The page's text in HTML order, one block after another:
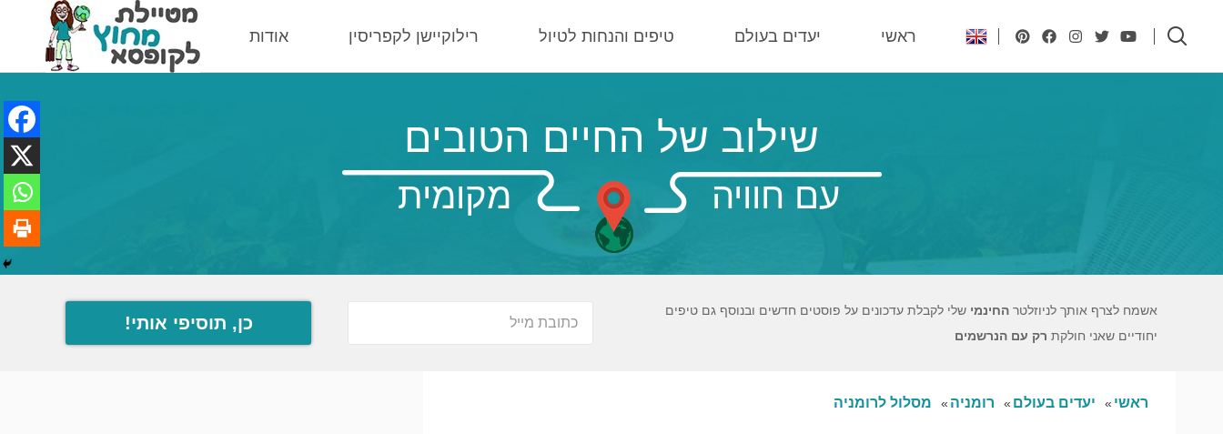
ראשי יעדים בעולם טיפים והנחות לטיול רילוקיישן לקפריסין אודות
שילוב של החיים הטובים
עם חוויה מקומית
אשמח לצרף אותך לניוזלטר החינמי שלי לקבלת עדכונים על פוסטים חדשים ובנוסף גם טיפים
יחודיים שאני חולקת רק עם הנרשמים
כן, תוסיפי אותי!
ראשי יעדים בעולם רומניה מסלול לרומניה